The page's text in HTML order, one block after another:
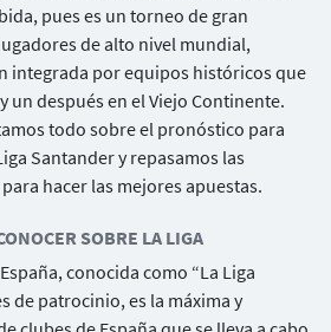
pues es un torneo de gran
de alto nivel mundial,
integrada por equipos históricos que
un después en el Viejo Continente.
todo sobre el pronóstico para
Santander y repasamos las
hacer las mejores apuestas.
SOBRE LA LIGA
conocida como “La Liga
de patrocinio, es la máxima y